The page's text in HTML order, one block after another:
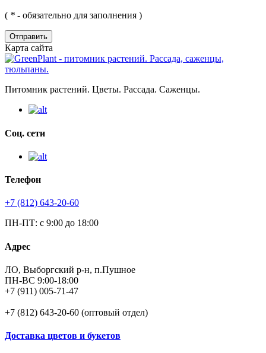
( * - обязательно для заполнения )
Отправить
Карта сайта
Питомник растений. Цветы. Рассада. Саженцы.
Соц. сети
Телефон
+7 (812) 643-20-60
ПН-ПТ: с 9:00 до 18:00
Адрес
ЛО, Выборгский р-н, п.Пушное
ПН-ВС 9:00-18:00
+7 (911) 005-71-47
+7 (812) 643-20-60 (оптовый отдел)
Доставка цветов и букетов